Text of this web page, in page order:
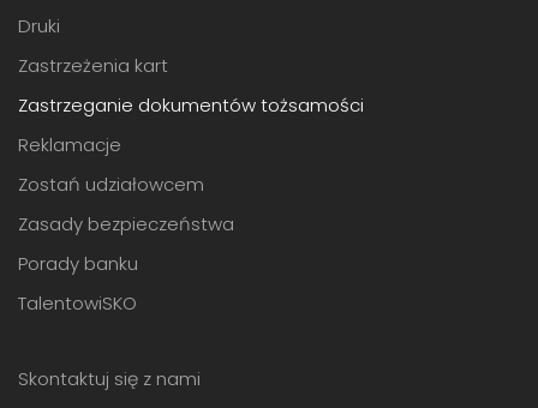
Druki
Zastrzeżenia kart
Zastrzeganie dokumentów tożsamości
Reklamacje
Zostań udziałowcem
Zasady bezpieczeństwa
Porady banku
TalentowiSKO
Skontaktuj się z nami